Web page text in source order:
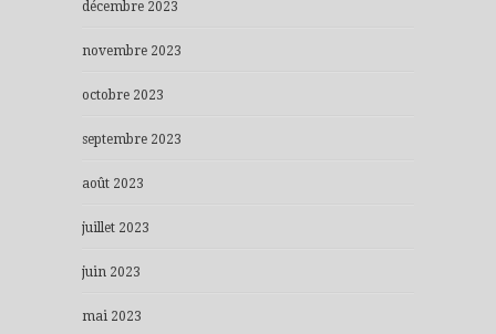
décembre 2023
novembre 2023
octobre 2023
septembre 2023
août 2023
juillet 2023
juin 2023
mai 2023